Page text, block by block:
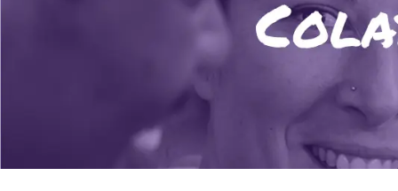
La Fundació
L'equip